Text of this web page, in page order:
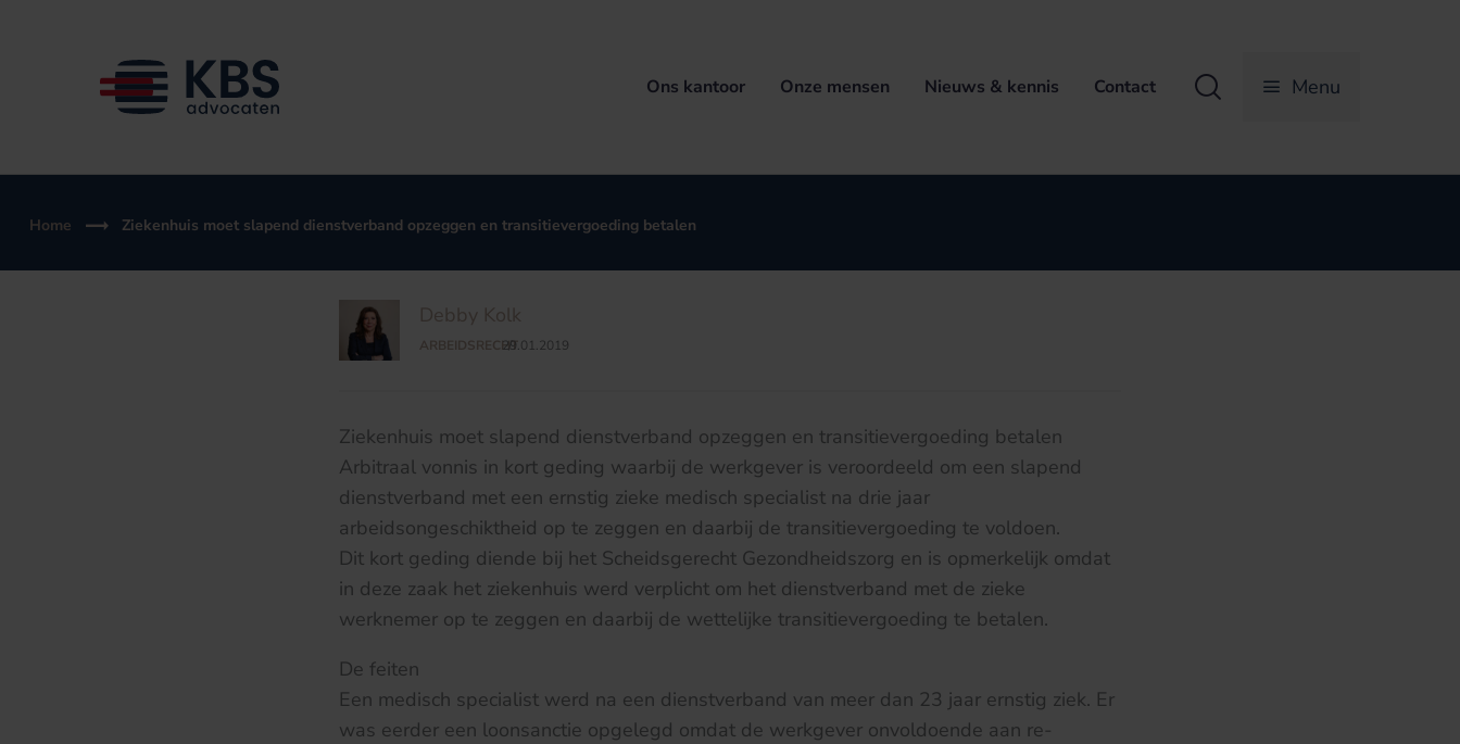
Ons kantoor Onze mensen Nieuws & kennis Contact Zoeken Menu
Home Ziekenhuis moet slapend dienstverband opzeggen en transitievergoeding betalen
Debby Kolk
ARBEIDSRECHT
/
29.01.2019
Ziekenhuis moet slapend dienstverband opzeggen en transitievergoeding betalen
Arbitraal vonnis in kort geding waarbij de werkgever is veroordeeld om een slapend
dienstverband met een ernstig zieke medisch specialist na drie jaar
arbeidsongeschiktheid op te zeggen en daarbij de transitievergoeding te voldoen.
Dit kort geding diende bij het Scheidsgerecht Gezondheidszorg en is opmerkelijk omdat
in deze zaak het ziekenhuis werd verplicht om het dienstverband met de zieke
werknemer op te zeggen en daarbij de wettelijke transitievergoeding te betalen.
De feiten
Een medisch specialist werd na een dienstverband van meer dan 23 jaar ernstig ziek. Er
was eerder een loonsanctie opgelegd omdat de werkgever onvoldoende aan re-